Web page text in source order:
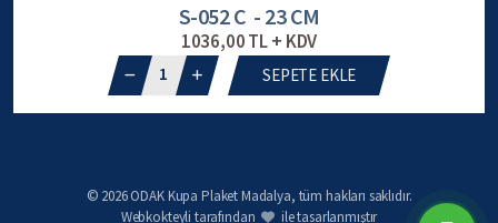
S-052 C - 23 CM
1036,00 TL + KDV
1 SEPETE EKLE
© 2026 ODAK Kupa Plaket Madalya, tüm hakları saklıdır.
Webkokteyli tarafından
ile tasarlanmıştır